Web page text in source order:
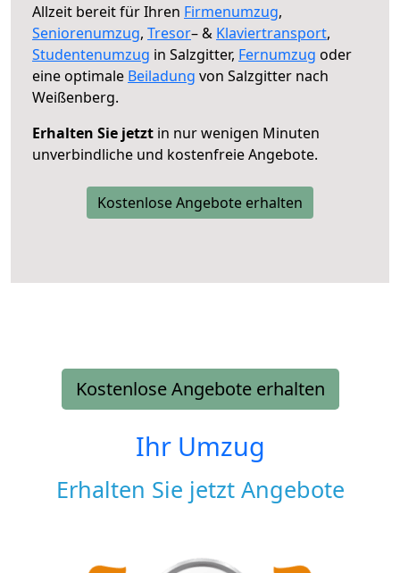
Allzeit bereit für Ihren Firmenumzug,
Seniorenumzug, Tresor– & Klaviertransport,
Studentenumzug in Salzgitter, Fernumzug oder
eine optimale Beiladung von Salzgitter nach
Weißenberg.
Erhalten Sie jetzt in nur wenigen Minuten
unverbindliche und kostenfreie Angebote.
Kostenlose Angebote erhalten
Kostenlose Angebote erhalten
Ihr Umzug
Erhalten Sie jetzt Angebote